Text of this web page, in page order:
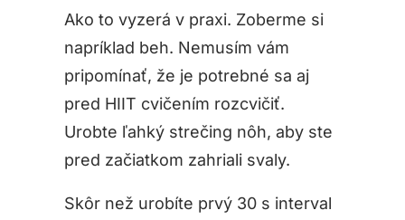
Ako to vyzerá v praxi. Zoberme si
napríklad beh. Nemusím vám
pripomínať, že je potrebné sa aj
pred HIIT cvičením rozcvičiť.
Urobte ľahký strečing nôh, aby ste
pred začiatkom zahriali svaly.
Skôr než urobíte prvý 30 s interval